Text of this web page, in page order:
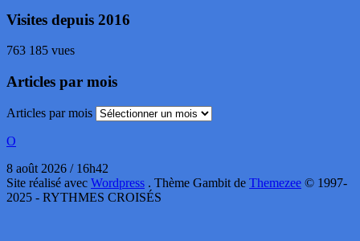
Visites depuis 2016
763 185 vues
Articles par mois
Articles par mois
O
8 août 2026 / 16h42
Site réalisé avec Wordpress . Thème Gambit de Themezee © 1997-
2025 - RYTHMES CROISÉS